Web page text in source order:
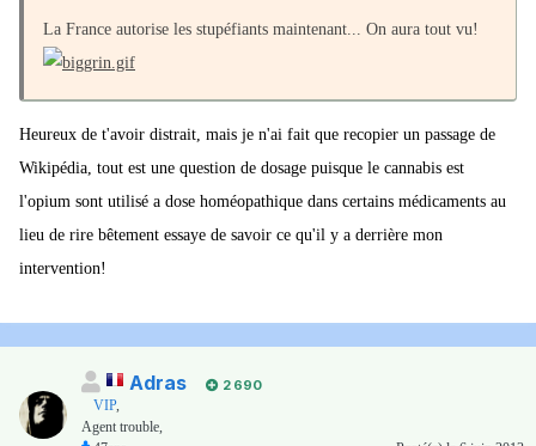
La France autorise les stupéfiants maintenant... On aura tout vu!
Heureux de t'avoir distrait, mais je n'ai fait que recopier un passage de
Wikipédia, tout est une question de dosage puisque le cannabis est
l'opium sont utilisé a dose homéopathique dans certains médicaments au
lieu de rire bêtement essaye de savoir ce qu'il y a derrière mon
intervention!
Adras
2 690
VIP,
Agent trouble,